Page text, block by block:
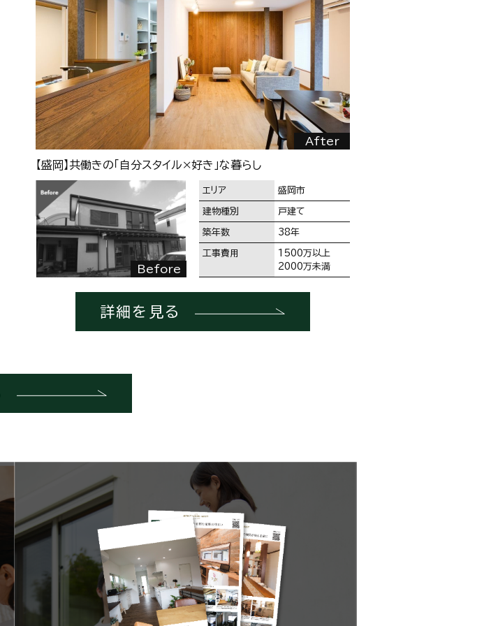
After
【盛岡】共働きの「自分スタイル×好き」な暮らし
Before
エリア 盛岡市
建物種別 戸建て
築年数 38年
工事費用
1500万以上
2000万未満
詳細を見る